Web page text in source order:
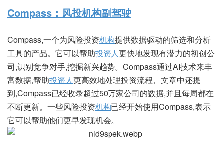
Compass：风投机构副驾驶
Compass,一个为风险投资机构提供数据驱动的筛选和分析
工具的产品。它可以帮助投资人更快地发现有潜力的初创公
司,识别竞争对手,挖掘新兴趋势。Compass通过AI技术来丰
富数据,帮助投资人更高效地处理投资流程。文章中还提
到,Compass已经收录超过50万家公司的数据,并且每周都在
不断更新。一些风险投资机构已经开始使用Compass,表示
它可以帮助他们更早发现机会。